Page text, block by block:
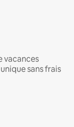
vacances
sans frais